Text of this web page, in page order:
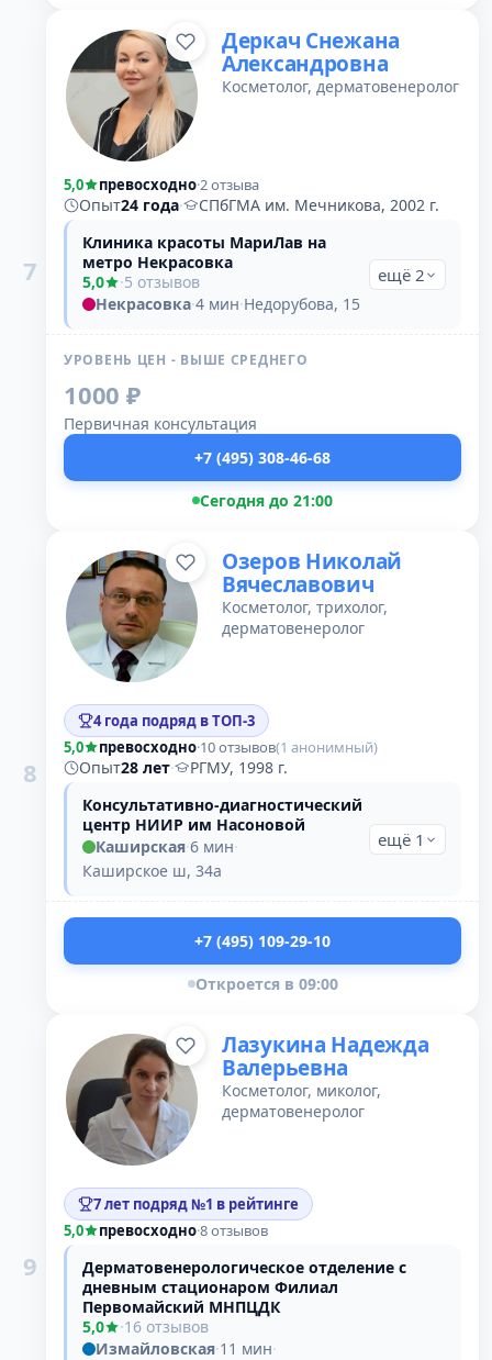
7
Деркач Снежана
Александровна
Косметолог, дерматовенеролог
5,0 превосходно·2 отзыва
Опыт24 года·
СПбГМА им. Мечникова, 2002 г.
Клиника красоты МариЛав на
метро Некрасовка
5,0
·5 отзывов
Некрасовка·4 мин·Недорубова, 15
ещё 2
УРОВЕНЬ ЦЕН - ВЫШЕ СРЕДНЕГО
1000 ₽
Первичная консультация
+7 (495) 308-46-68
Сегодня до 21:00
8
Озеров Николай
Вячеславович
Косметолог, трихолог,
дерматовенеролог
4 года подряд в ТОП-3
5,0
превосходно·10 отзывов(1 анонимный)
Опыт28 лет·
РГМУ, 1998 г.
Консультативно-диагностический
центр НИИР им Насоновой
Каширская·6 мин·
Каширское ш, 34а
ещё 1
+7 (495) 109-29-10
Откроется в 09:00
9
Лазукина Надежда
Валерьевна
Косметолог, миколог,
дерматовенеролог
7 лет подряд №1 в рейтинге
5,0
превосходно·8 отзывов
Дерматовенерологическое отделение с
дневным стационаром Филиал
Первомайский МНПЦДК
5,0
·16 отзывов
Измайловская·11 мин·